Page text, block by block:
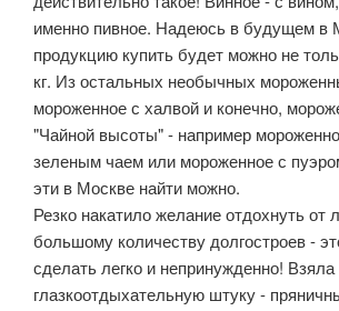
именно пивное. Надеюсь в будущем в
продукцию купить будет можно не
кг. Из остальных необычных
мороженное с халвой и конечно,
"Чайной высоты" - например
зеленым чаем или мороженное с
эти в Москве найти можно.
Резко накатило желание отдохнуть от
большому количеству долгостроев -
сделать легко и непринужденно!
глазкоотдыхательную штуку -